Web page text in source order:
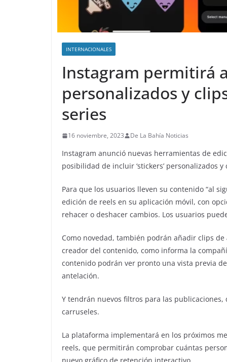
INTERNACIONALES
Instagram permitirá
personalizados y
series
16 noviembre, 2023 De La Bahía Noticias
Instagram anunció nuevas herramientas de
posibilidad de incluir ‘stickers’ personalizados
Para que los usuarios lleven su contenido “al
edición de reels en su aplicación móvil, con
rehacer o deshacer cambios. Los usuarios
Como novedad, también podrán añadir clips
creador del contenido, como informa la
contenido podrán ver pronto una vista previa
antelación.
Y tendrán nuevos filtros para las
carruseles.
La plataforma implementará en los próximos
reels, que permitirán comprobar cuántas